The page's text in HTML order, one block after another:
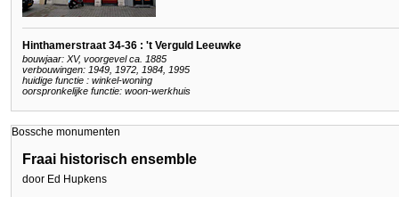
Hinthamerstraat 34-36 : 't Verguld Leeuwke
bouwjaar: XV, voorgevel ca. 1885
verbouwingen: 1949, 1972, 1984, 1995
huidige functie : winkel-woning
oorspronkelijke functie: woon-werkhuis
Bossche monumenten
Fraai historisch ensemble
door Ed Hupkens